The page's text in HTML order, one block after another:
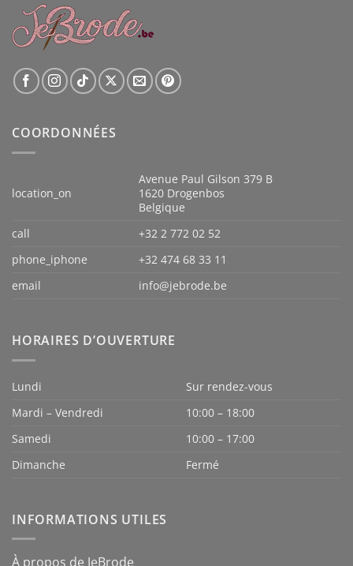
COORDONNÉES
location_on
Avenue Paul Gilson 379 B
1620 Drogenbos
Belgique
call
+32 2 772 02 52
phone_iphone
+32 474 68 33 11
email
info@jebrode.be
HORAIRES D’OUVERTURE
Lundi
Sur rendez-vous
Mardi – Vendredi
10:00 – 18:00
Samedi
10:00 – 17:00
Dimanche
Fermé
INFORMATIONS UTILES
À propos de JeBrode